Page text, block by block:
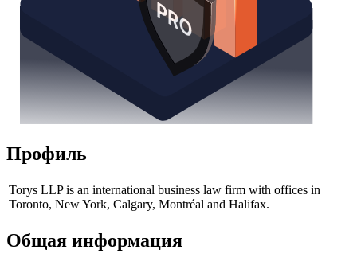
Профиль
Torys LLP is an international business law firm with offices in
Toronto, New York, Calgary, Montréal and Halifax.
Общая информация